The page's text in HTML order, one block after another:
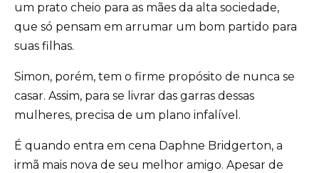
um prato cheio para as mães da alta sociedade,
que só pensam em arrumar um bom partido para
suas filhas.
Simon, porém, tem o firme propósito de nunca se
casar. Assim, para se livrar das garras dessas
mulheres, precisa de um plano infalível.
É quando entra em cena Daphne Bridgerton, a
irmã mais nova de seu melhor amigo. Apesar de